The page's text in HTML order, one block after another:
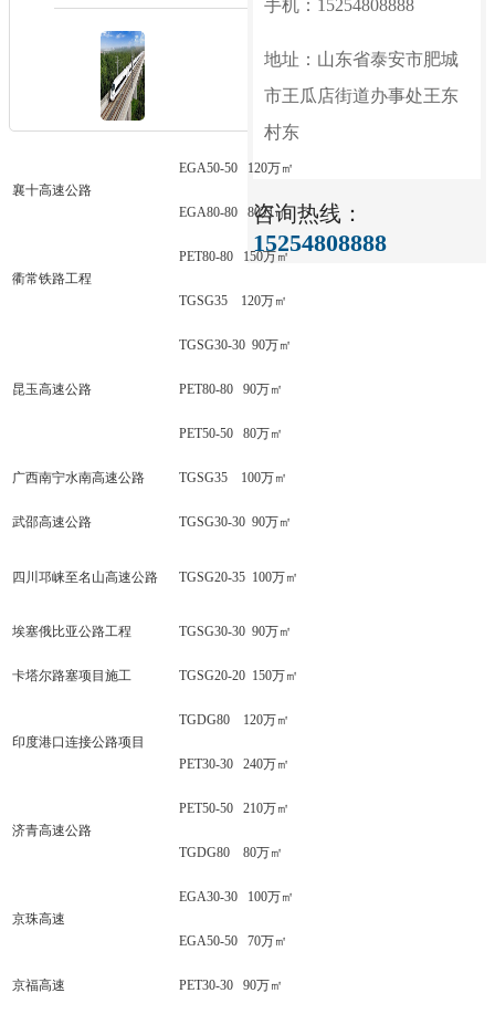
手机：15254808888
地址：山东省泰安市肥城
市王瓜店街道办事处王东
村东
咨询热线：
15254808888
襄十高速公路
EGA50-50 120万㎡
EGA80-80 80万㎡
衢常铁路工程
PET80-80 150万㎡
TGSG35 120万㎡
昆玉高速公路
TGSG30-30 90万㎡
PET80-80 90万㎡
PET50-50 80万㎡
广西南宁水南高速公路 TGSG35 100万㎡
武邵高速公路 TGSG30-30 90万㎡
四川邛崃至名山高速公路 TGSG20-35 100万㎡
埃塞俄比亚公路工程 TGSG30-30 90万㎡
卡塔尔路塞项目施工 TGSG20-20 150万㎡
印度港口连接公路项目
TGDG80 120万㎡
PET30-30 240万㎡
济青高速公路
PET50-50 210万㎡
TGDG80 80万㎡
京珠高速
EGA30-30 100万㎡
EGA50-50 70万㎡
京福高速 PET30-30 90万㎡